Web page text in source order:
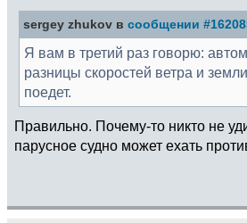
sergey zhukov в сообщении
Я вам в третий раз говорю:
разницы скоростей ветра и
поедет.
Правильно. Почему-то никто не
парусное судно может ехать